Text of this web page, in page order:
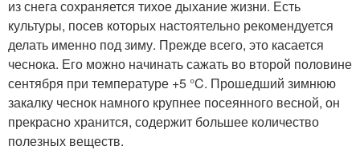
из снега сохраняется тихое дыхание жизни. Есть
культуры, посев которых настоятельно рекомендуется
делать именно под зиму. Прежде всего, это касается
чеснока. Его можно начинать сажать во второй половине
сентября при температуре +5 °C. Прошедший зимнюю
закалку чеснок намного крупнее посеянного весной, он
прекрасно хранится, содержит большее количество
полезных веществ.